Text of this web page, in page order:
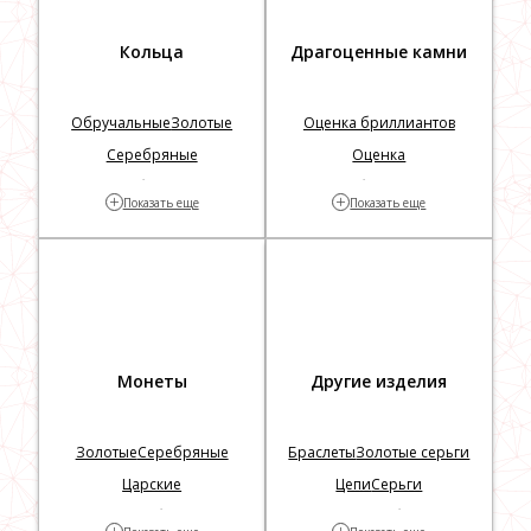
Кольца
ОбручальныеЗолотые
Серебряные
Золотые с бриллиантами
+ Показать еще
Драгоценные камни
Оценка бриллиантов
Оценка
Проверка бриллиантов на
+ Показать еще
Монеты
ЗолотыеСеребряные
Царские
Георгий Победоносец
Другие изделия
БраслетыЗолотые серьги
ЦепиСерьги
Столовое серебро